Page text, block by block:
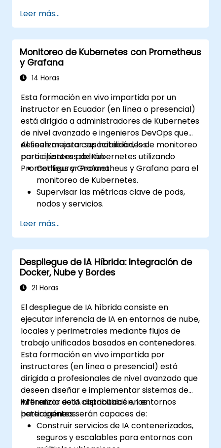
Leer más...
Monitoreo de Kubernetes con Prometheus
y Grafana
14 Horas
Esta formación en vivo impartida por un
instructor en Ecuador (en línea o presencial)
está dirigida a administradores de Kubernetes
de nivel avanzado e ingenieros DevOps que
deseen mejorar sus habilidades de monitoreo
para clústeres de Kubernetes utilizando
Prometheus y Grafana.
Al finalizar esta capacitación, los
participantes podrán:
Configurar Prometheus y Grafana para el
monitoreo de Kubernetes.
Supervisar las métricas clave de pods,
nodos y servicios.
visualizar el estado y el rendimiento del
clúster.
Implementar estrategias de alertas para
la resolución proactiva de problemas.
Aplicar mejores prácticas para escalar
soluciones de monitoreo en entornos
Leer más...
Despliegue de IA Híbrida: Integración de
Docker, Nube y Bordes
21 Horas
El despliegue de IA híbrida consiste en
ejecutar inferencia de IA en entornos de nube,
locales y perimetrales mediante flujos de
trabajo unificados basados en contenedores.
Esta formación en vivo impartida por
instructores (en línea o presencial) está
dirigida a profesionales de nivel avanzado que
deseen diseñar e implementar sistemas de
inferencia de IA distribuidos en entornos
heterogéneos.
Al finalizar esta capacitación, los
participantes serán capaces de:
Construir servicios de IA contenerizados,
seguros y escalables para entornos con